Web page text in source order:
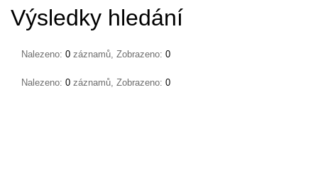
Výsledky hledání
Nalezeno: 0 záznamů, Zobrazeno: 0
Nalezeno: 0 záznamů, Zobrazeno: 0